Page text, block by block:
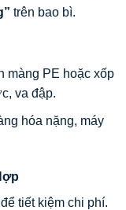
trên bao bì.
màng PE hoặc xốp
va đập.
hóa nặng, máy
tiết kiệm chi phí.